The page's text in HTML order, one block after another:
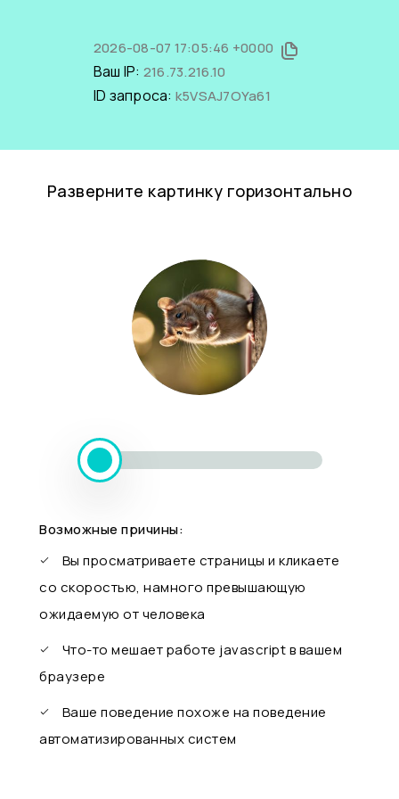
2026-08-07 17:05:46 +0000
Ваш IP: 216.73.216.10
ID запроса: k5VSAJ7OYa61
Разверните картинку горизонтально
Возможные причины:
Вы просматриваете страницы и кликаете
со скоростью, намного превышающую
ожидаемую от человека
Что-то мешает работе javascript в вашем
браузере
Ваше поведение похоже на поведение
автоматизированных систем